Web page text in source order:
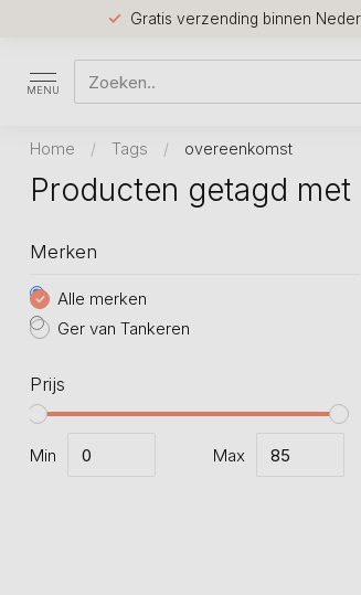
Gratis verzending binnen
MENU
Home / Tags / overeenkomst
Producten getagd
Merken
Alle merken
Ger van Tankeren
Prijs
Min Max